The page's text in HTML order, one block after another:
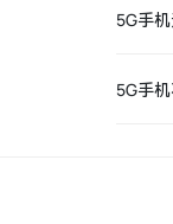
5G手
5G手